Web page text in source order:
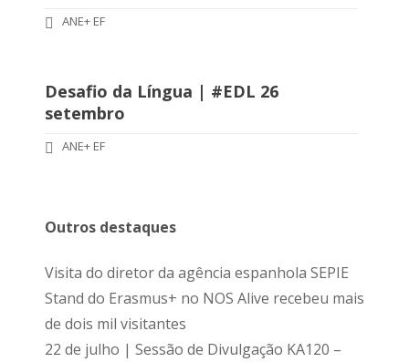
ANE+ EF
Desafio da Língua | #EDL 26
setembro
ANE+ EF
Outros destaques
Visita do diretor da agência espanhola SEPIE
Stand do Erasmus+ no NOS Alive recebeu mais
de dois mil visitantes
22 de julho | Sessão de Divulgação KA120 –